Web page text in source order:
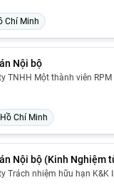
Chí Minh
Nội bộ
TNHH Một thành viên
Hồ Chí Minh
Nội bộ (Kinh Nghiệm
Trách nhiệm hữu hạn K&K